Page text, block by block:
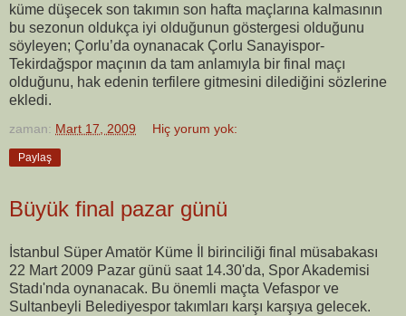
küme düşecek son takımın son hafta maçlarına kalmasının
bu sezonun oldukça iyi olduğunun göstergesi olduğunu
söyleyen; Çorlu’da oynanacak Çorlu Sanayispor-
Tekirdağspor maçının da tam anlamıyla bir final maçı
olduğunu, hak edenin terfilere gitmesini dilediğini sözlerine
ekledi.
zaman: Mart 17, 2009 Hiç yorum yok:
Paylaş
Büyük final pazar günü
İstanbul Süper Amatör Küme İl birinciliği final müsabakası
22 Mart 2009 Pazar günü saat 14.30'da, Spor Akademisi
Stadı'nda oynanacak. Bu önemli maçta Vefaspor ve
Sultanbeyli Belediyespor takımları karşı karşıya gelecek.